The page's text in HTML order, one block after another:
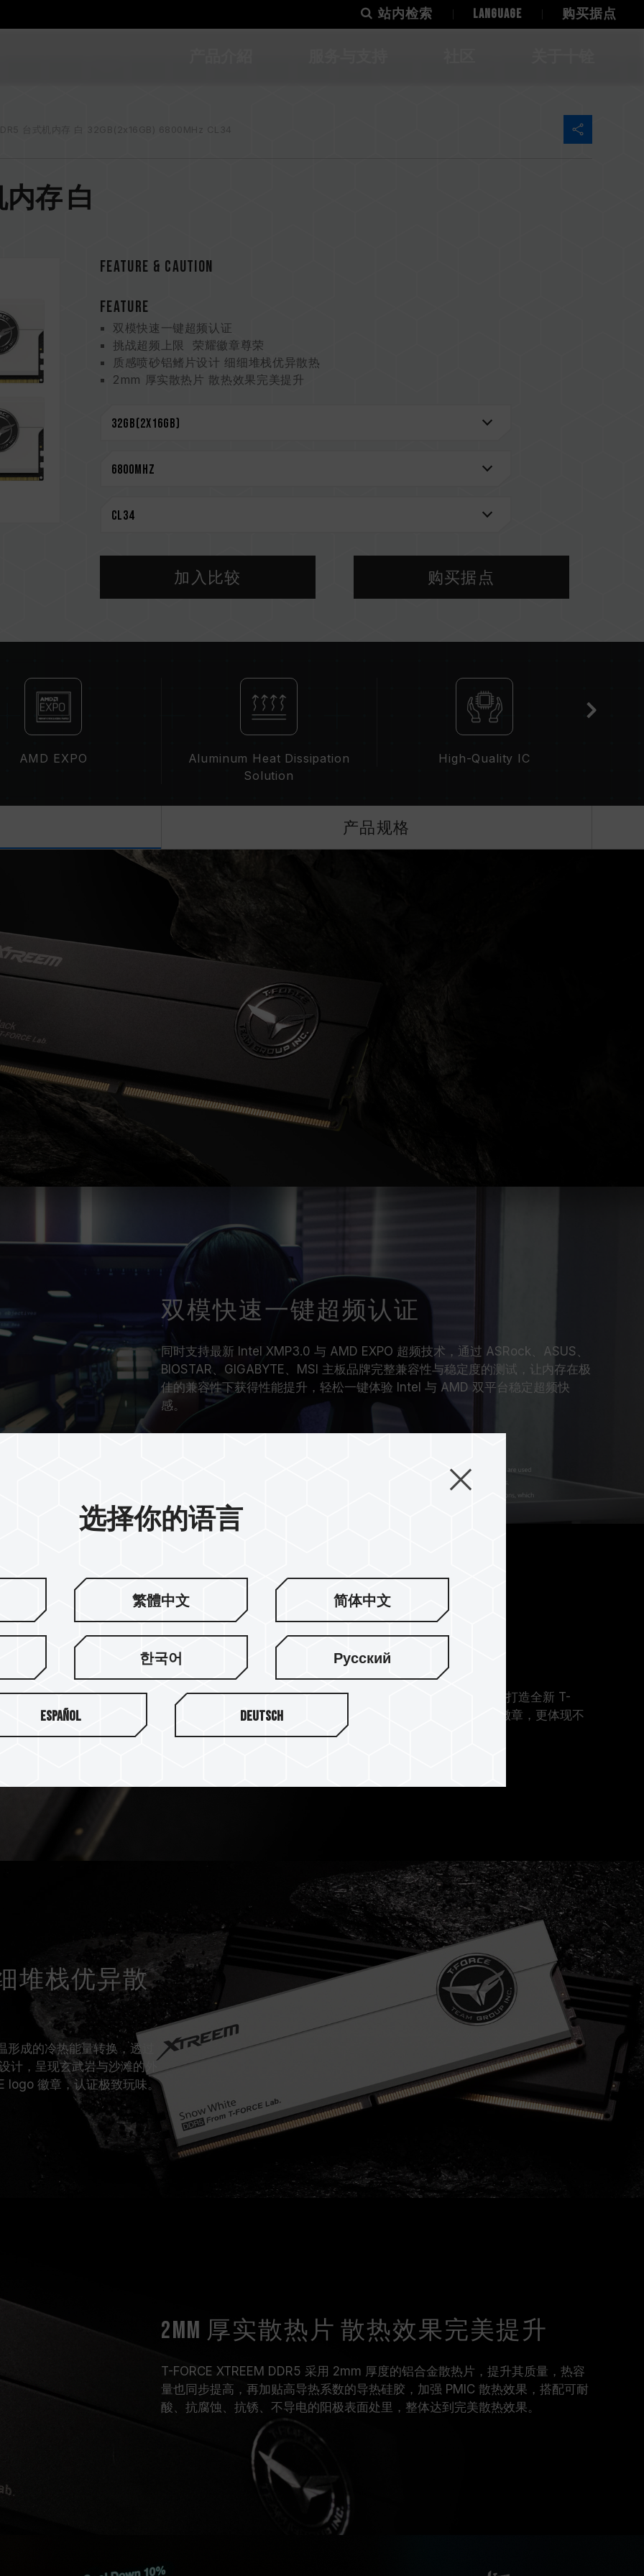
站内检索 LANGUAGE 购买据点
台式机内存 白 32GB(2x16GB) 6800MHz CL34
内存 白
Feature & CAUTION
FEATURE
双模快速一键超频认证
挑战超频上限 荣耀徽章尊荣
质感喷砂铝鳍片设计 细细堆栈优异散热
2mm 厚实散热片 散热效果完美提升
搭载电源管理芯片 稳定有效运用电力
On-Die ECC 除错机制 系统更稳定
兼容平台完整信息，可至
配对而成。若混合使用不同套装的内存，将可能导致系统不稳定或不开机。
CPU 內存控制器(IMC)的体质以及当前使用的主板 BIOS 版本皆可能会影响內存运作频
准）运行，如 DDR5-4800 (或更低)。此为正常行为，并非产品瑕疵。
超频行为（如启用 XMP 3.0 / EXPO 设定）属于非 JEDEC 标准规范，可能影响系统稳定
性。若因超频导致系统不稳定，请回复 BIOS 默认值。
内存模块的标示频率为最高可达频率，并非所有系统都能达成。
到标示的超频频率。
十铨科技的内存模块皆在正常电压情况下进行验证，若有处理器或主板故障状况，请联系处
加入比较 购买据点
AMD EXPO
Aluminum Heat Dissipation
Solution
High-Quality IC
产品规格
双模快速一键超频认证
同时支持最新 Intel XMP3.0 与 AMD EXPO 超频技术，通过 ASRock、ASUS、
BIOSTAR、GIGABYTE、MSI 主板品牌完整兼容性与稳定度的测试，让内存在极
佳的兼容性下获得性能提升，轻松一键体验 Intel 与 AMD 双平台稳定超频快
感。
挑战超频上限 荣耀徽章尊荣
解放 DDR5 内存频率上限，凭借 T-FORCE LAB 精湛的研发实力打造全新 T-
FORCE XTREEM DDR5，配上极具荣耀象征的 T-FORCE logo 徽章，更体现不
凡的霸者风范，绝对是超频圣殿的最佳选择。
堆栈优异散
成的冷热能量转换，透过
计，呈现玄武岩与沙滩的外
logo 徽章，认证极致玩味。
2mm 厚实散热片 散热效果完美提升
T-FORCE XTREEM DDR5 采用 2mm 厚度的铝合金散热片，提升其质量，热容
量也同步提高，再加贴高导热系数的导热硅胶，加强 PMIC 散热效果，搭配可耐
酸、抗腐蚀、抗锈、不导电的阳极表面处里，整体达到完美散热效果。
选择你的语言
繁體中文 简体中文
한국어 Русский
Español Deutsch